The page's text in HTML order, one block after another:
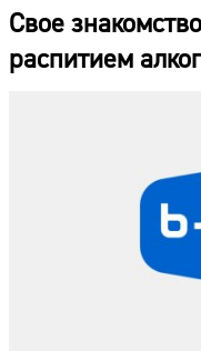
Свое
распитием